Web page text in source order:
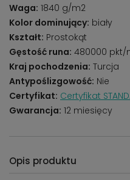
Waga: 1840 g/m2
Kolor dominujący: biały
Kształt: Prostokąt
Gęstość runa: 480000 pkt/
Kraj pochodzenia: Turcja
Antypoślizgowość: Nie
Certyfikat: Certyfikat
Gwarancja: 12 miesięcy
Opis produktu